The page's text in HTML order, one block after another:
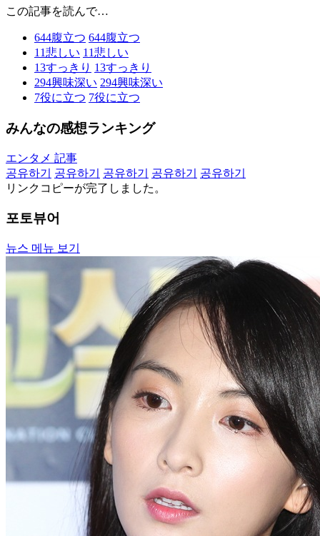
この記事を読んで…
644腹立つ 644腹立つ
11悲しい 11悲しい
13すっきり 13すっきり
294興味深い 294興味深い
7役に立つ 7役に立つ
みんなの感想ランキング
エンタメ 記事
공유하기
공유하기 공유하기 공유하기
공유하기
リンクコピーが完了しました。
포토뷰어
뉴스 메뉴 보기